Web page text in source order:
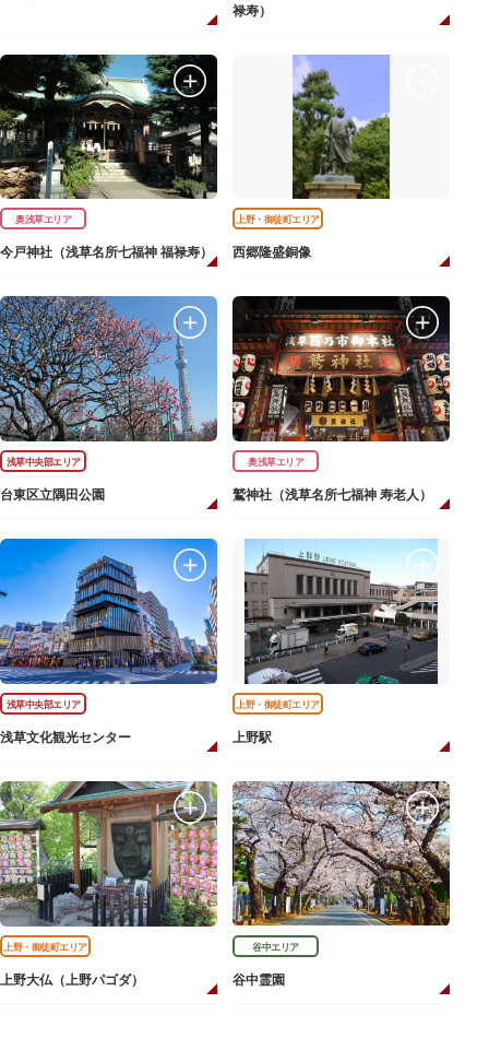
禄寿）
奥浅草エリア
今戸神社（浅草名所七福神 福禄寿）
上野・御徒町エリア
西郷隆盛銅像
浅草中央部エリア
台東区立隅田公園
奥浅草エリア
鷲神社（浅草名所七福神 寿老人）
浅草中央部エリア
浅草文化観光センター
上野・御徒町エリア
上野駅
上野・御徒町エリア
上野大仏（上野パゴダ）
谷中エリア
谷中霊園